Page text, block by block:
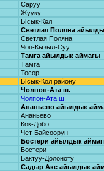
Саруу
Жууку
Ысык-Көл
Светлая Поляна
Светлая Поляна
Чоң-Кызыл-Суу
Тамга айылдык аймагы
Тамга
Тосор
Ысык-Көл району
Чолпон-Ата ш.
Чолпон-Ата ш.
Ананьево айылдык
Ананьево
Көк-Дөбө
Чет-Байсоорун
Бостери айылдык
Бостери
Бактуу-Долоноту
Садыр Аке айылдык